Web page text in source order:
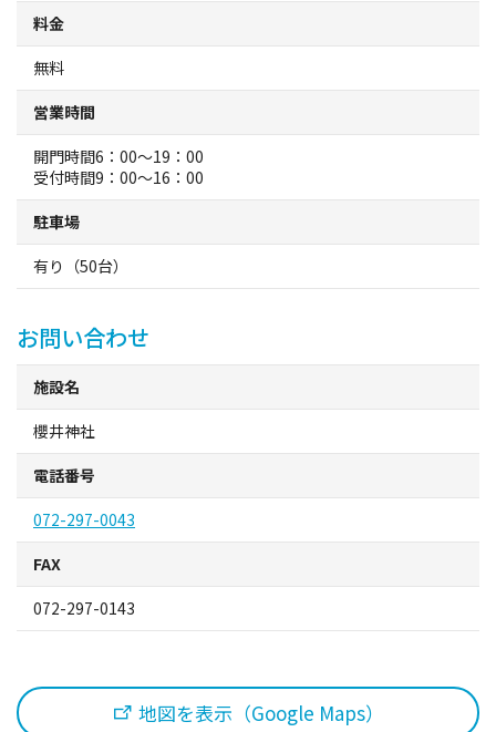
観光パンフレット
堺おもてなしチケット
お役立ち情報紹介
堺観光タクシー
交通・アクセス
堺観光コンベンション協会について
協会について
協会からのお知らせ
旅行業約款及びご旅行条件書について
リンク集
料金
無料
営業時間
開門時間6：00～19：00
受付時間9：00～16：00
駐車場
有り（50台）
お問い合わせ
施設名
櫻井神社
電話番号
072-297-0043
FAX
072-297-0143
地図を表示（Google Maps）